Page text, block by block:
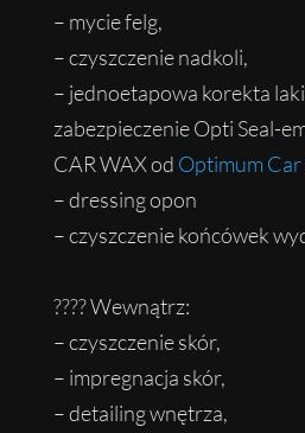
– mycie felg,
– czyszczenie nadkoli,
– jednoetapowa korekta
zabezpieczenie Opti Seal-
CAR WAX od Optimum
– dressing opon
– czyszczenie końcówek
????Wewnątrz:
– czyszczenie skór,
– impregnacja skór,
– detailing wnętrza,